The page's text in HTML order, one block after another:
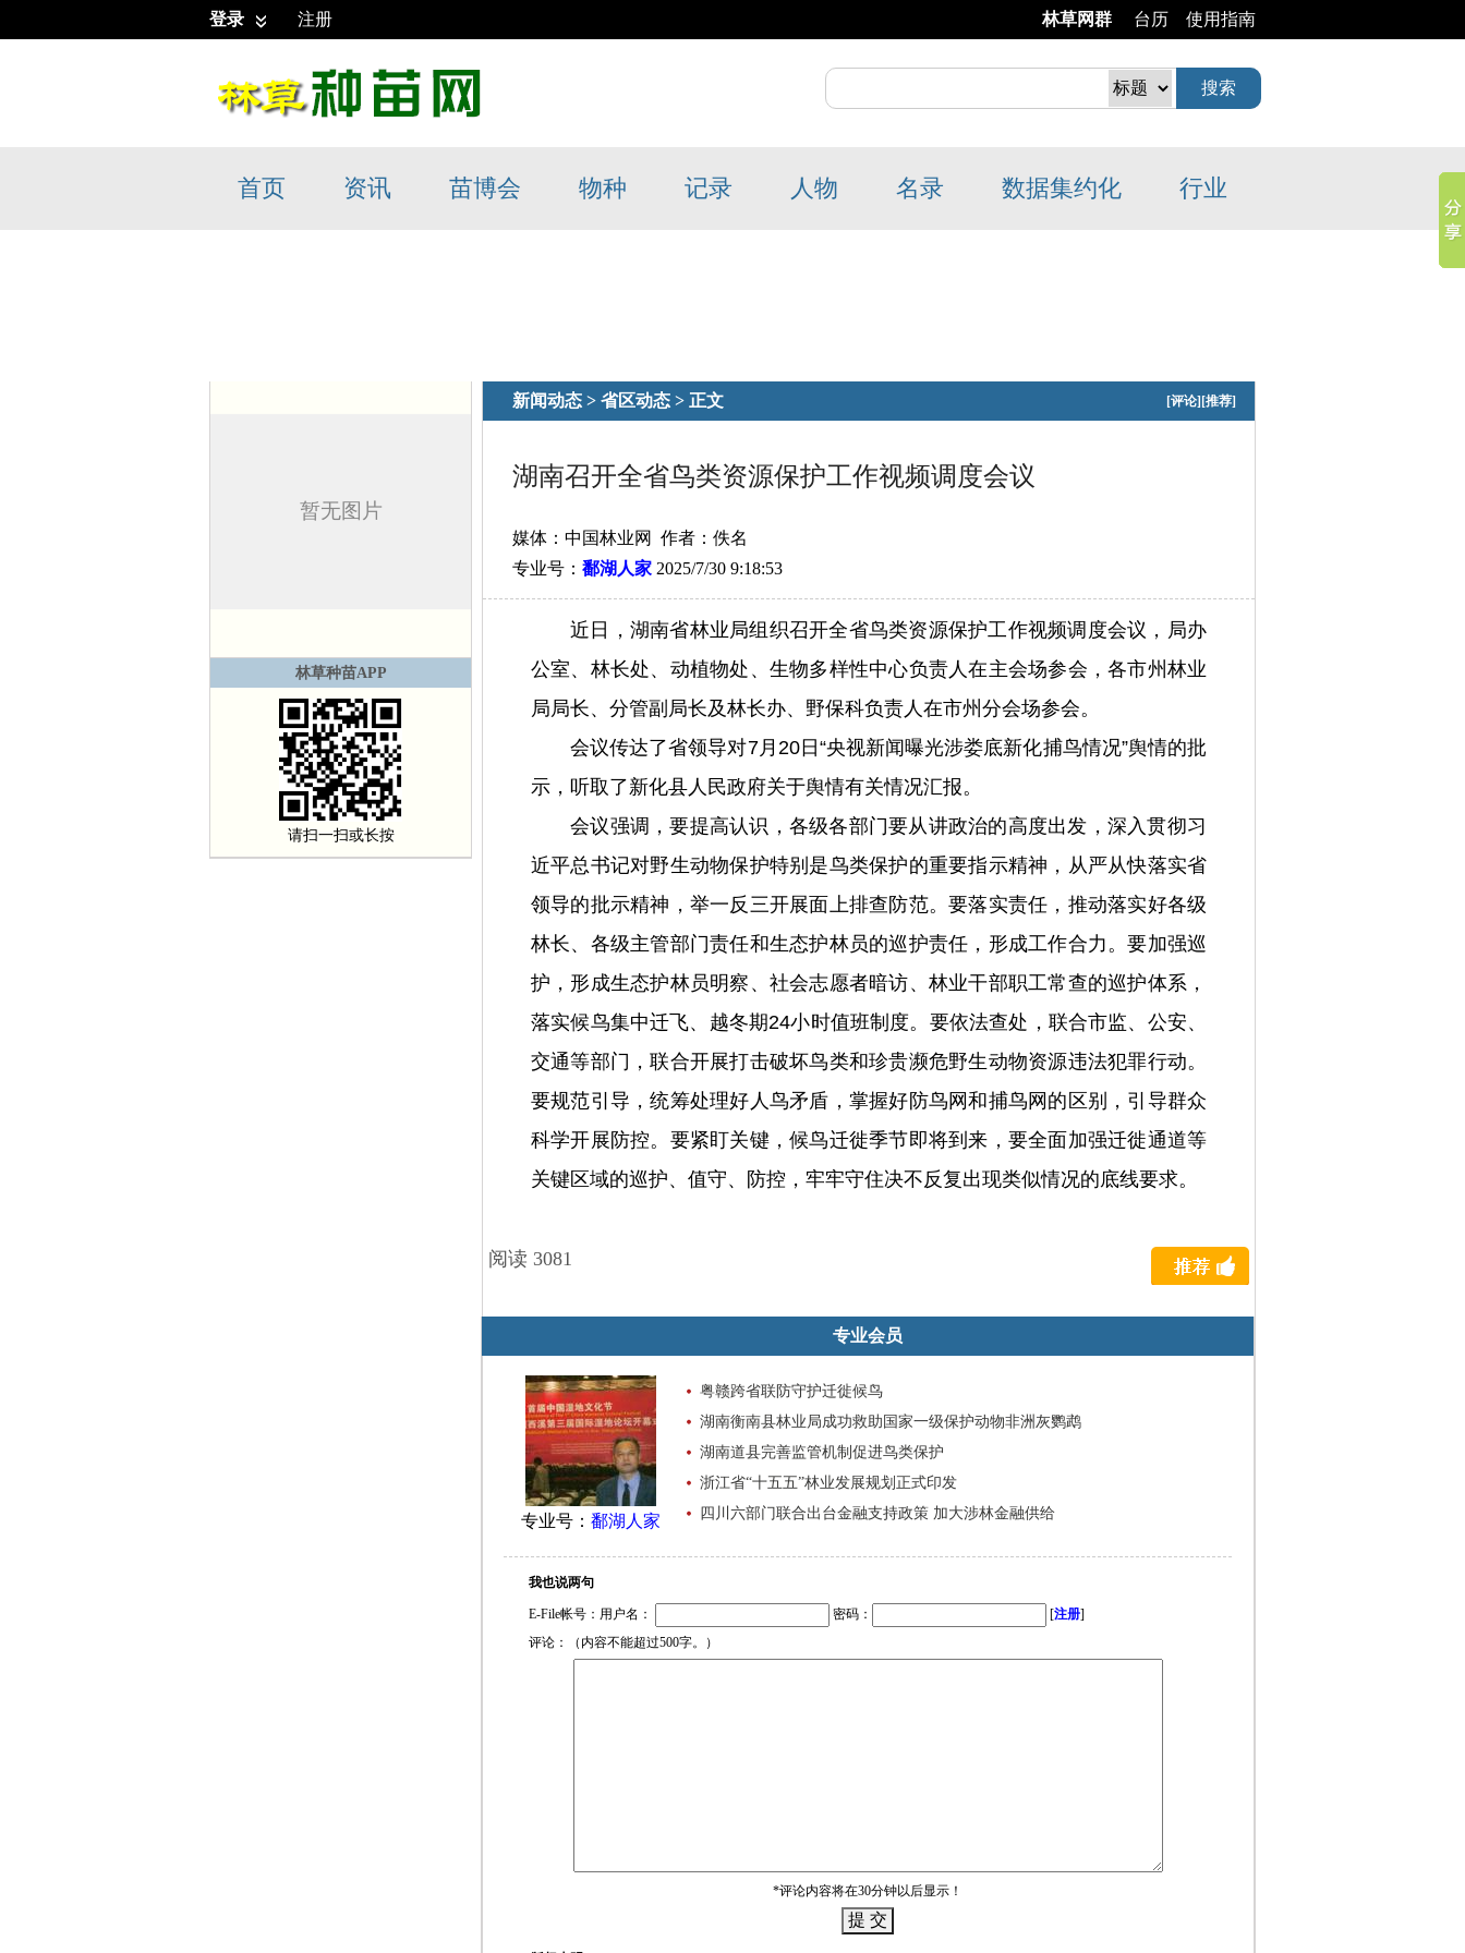
登录 注册 林草网群 台历 使用指南
首页 资讯 苗博会 物种 记录 人物 名录 数据集约化 行业
新闻动态 > 省区动态 > 正文 [评论] [推荐]
湖南召开全省鸟类资源保护工作视频调度会议
媒体：中国林业网 作者：佚名
专业号： 鄱湖人家 2025/7/30 9:18:53
近日，湖南省林业局组织召开全省鸟类资源保护工作视频调度会议，局办
公室、林长处、动植物处、生物多样性中心负责人在主会场参会，各市州林业
局局长、分管副局长及林长办、野保科负责人在市州分会场参会。
会议传达了省领导对7月20日“央视新闻曝光涉娄底新化捕鸟情况”舆情的批
示，听取了新化县人民政府关于舆情有关情况汇报。
会议强调，要提高认识，各级各部门要从讲政治的高度出发，深入贯彻习
近平总书记对野生动物保护特别是鸟类保护的重要指示精神，从严从快落实省
领导的批示精神，举一反三开展面上排查防范。要落实责任，推动落实好各级
林长、各级主管部门责任和生态护林员的巡护责任，形成工作合力。要加强巡
护，形成生态护林员明察、社会志愿者暗访、林业干部职工常查的巡护体系，
落实候鸟集中迁飞、越冬期24小时值班制度。要依法查处，联合市监、公安、
交通等部门，联合开展打击破坏鸟类和珍贵濒危野生动物资源违法犯罪行动。
要规范引导，统筹处理好人鸟矛盾，掌握好防鸟网和捕鸟网的区别，引导群众
科学开展防控。要紧盯关键，候鸟迁徙季节即将到来，要全面加强迁徙通道等
关键区域的巡护、值守、防控，牢牢守住决不反复出现类似情况的底线要求。
阅读 3081
专业会员
专业号： 鄱湖人家
粤赣跨省联防守护迁徙候鸟
湖南衡南县林业局成功救助国家一级保护动物非洲灰鹦鹉
湖南道县完善监管机制促进鸟类保护
浙江省“十五五”林业发展规划正式印发
四川六部门联合出台金融支持政策 加大涉林金融供给
我也说两句
E-File帐号：用户名： 密码： [注册]
评论：（内容不能超过500字。）
*评论内容将在30分钟以后显示！
林草种苗APP
请扫一扫或长按